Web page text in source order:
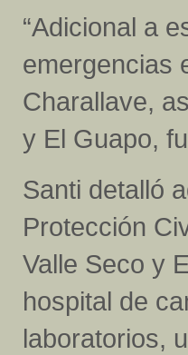
“Adicional a
emergencias
Charallave,
y El Guapo,
Santi detalló
Protección
Valle Seco y
hospital de
laboratorios,